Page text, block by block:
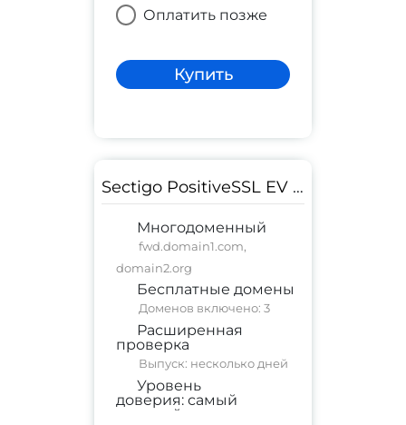
Оплатить позже
Купить
Sectigo PositiveSSL EV Multi-Domain
Многодоменный
fwd.domain1.com,
domain2.org
Бесплатные домены
Доменов включено: 3
Расширенная
проверка
Выпуск: несколько дней
Уровень
доверия: самый
высокий